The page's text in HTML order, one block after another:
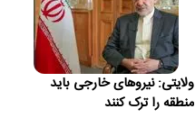
ولایتی: نیروهای خارجی باید
منطقه را ترک کنند